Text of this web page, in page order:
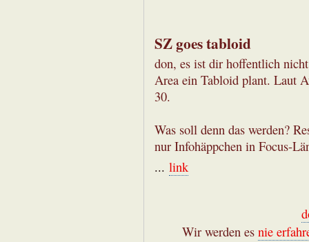
SZ goes tabloid
don, es ist dir hoffentlich
Area ein Tabloid plant. Laut
30.
Was soll denn das werden?
nur Infohäppchen in Focus-
... link
Wir werden es nie